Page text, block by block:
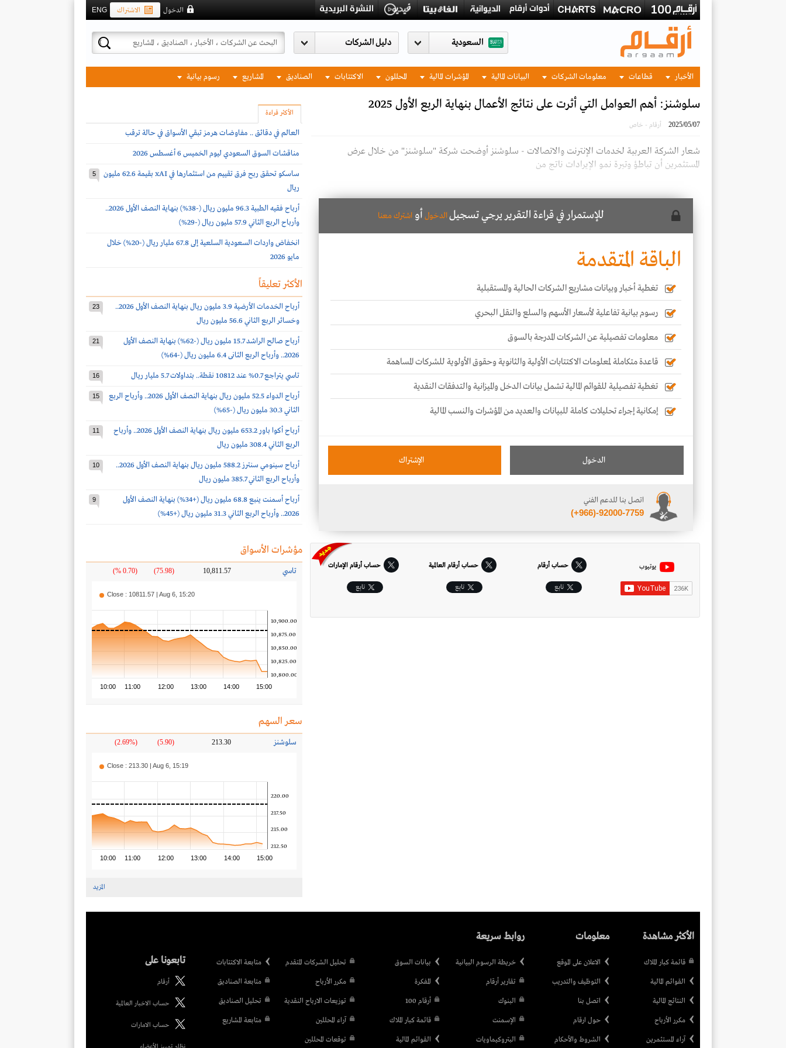
ENG الاشتراك الدخول
السعودية
الأخبار قطاعات معلومات الشركات البيانات المالية المؤشرات المالية المحللون الاكتتابات الصناديق المشاريع رسوم بيانية
سلوشنز: أهم العوامل التي أثرت على نتائج الأعمال بنهاية الربع الأول 2025
2025/05/07 أرقام - خاص
شعار الشركة العربية لخدمات الإنترنت والاتصالات - سلوشنز أوضحت شركة "سلوشنز" من خلال عرض
المستثمرين أن تباطؤ وتيرة نمو الإيرادات ناتج من
للإستمرار في قراءة التقرير يرجي تسجيلالدخول أو اشترك معنا
الباقة المتقدمة
تغطية أخبار وبيانات مشاريع الشركات الحالية والمستقبلية
رسوم بيانية تفاعلية لأسعار الأسهم والسلع والنقل البحري
معلومات تفصيلية عن الشركات المدرجة بالسوق
قاعدة متكاملة لمعلومات الاكتتابات الأولية والثانوية وحقوق الأولوية للشركات المساهمة
تغطية تفصيلية للقوائم المالية تشمل بيانات الدخل والميزانية والتدفقات النقدية
إمكانية إجراء تحليلات كاملة للبيانات والعديد من المؤشرات والنسب المالية
الدخول الإشتراك
اتصل بنا للدعم الفني
(+966)-92000-7759
يوتيوب حساب أرقام
تابِع
حساب أرقام العالمية
تابِع
حساب أرقام الإمارات‎
تابِع
الأكثر قراءة
العالم في دقائق .. مفاوضات هرمز تبقي الأسواق في حالة ترقب
مناقشات السوق السعودي ليوم الخميس 6 أغسطس 2026
ساسكو تحقق ربح فرق تقييم من استثمارها في xAI بقيمة 62.6 مليون
ريال
5
أرباح فقيه الطبية 96.3 مليون ريال (-38%) بنهاية النصف الأول 2026..
وأرباح الربع الثاني 57.9 مليون ريال (-29%)
انخفاض واردات السعودية السلعية إلى 67.8 مليار ريال (-20%) خلال
مايو 2026
الأكثر تعليقاً
أرباح الخدمات الأرضية 3.9 مليون ريال بنهاية النصف الأول 2026..
وخسائر الربع الثاني 56.6 مليون ريال
23
أرباح صالح الراشد 15.7 مليون ريال (-62%) بنهاية النصف الأول
2026.. وأرباح الربع الثانى 6.4 مليون ريال (-64%)
21
تاسي يتراجع 0.7% عند 10812 نقطة.. بتداولات 5.7 مليار ريال 16
أرباح الدواء 52.5 مليون ريال بنهاية النصف الأول 2026.. وأرباح الربع
الثاني 30.3 مليون ريال (-65%)
15
أرباح أكوا باور 653.2 مليون ريال بنهاية النصف الأول 2026.. وأرباح
الربع الثاني 308.4 مليون ريال
11
أرباح سينومي سنترز 588.2 مليون ريال بنهاية النصف الأول 2026..
وأرباح الربع الثاني 385.7 مليون ريال
10
أرباح أسمنت ينبع 68.8 مليون ريال (+34%) بنهاية النصف الأول
2026.. وأرباح الربع الثاني 31.3 مليون ريال (+45%)
9
مؤشرات الأسواق
تاسي 10,811.57
(75.98)
(0.70 %)
10:00 11:00 12:00 13:00 14:00 15:00
10,800.00
10,825.00
10,850.00
10,875.00
10,900.00
Close : 10811.57 | Aug 6, 15:20
سعر السهم
سلوشنز 213.30
(5.90)
(2.69%)
10:00 11:00 12:00 13:00 14:00 15:00
212.50
215.00
217.50
220.00
Close : 213.30 | Aug 6, 15:19
المزيد
الأكثر مشاهدة
قائمة كبار الملاك
القوائم المالية
النتائج المالية
مكرر الأرباح
آراء المستثمرين
معلومات
الاعلان على الموقع
التوظيف والتدريب
اتصل بنا
حول ارقام
الشروط والأحكام
روابط سريعة
خريطة الرسوم البيانية
تقارير أرقام
البنوك
الإسمنت
البتروكيماويات
بيانات السوق
المفكرة
أرقام 100
قائمة كبار الملاك
القوائم المالية
تحليل الشركات المتقدم
مكرر الأرباح
توزيعات الارباح النقدية
آراء المحللين
توقعات المحللين
متابعة الاكتتابات
متابعة الصناديق
تحليل الصناديق
متابعة المشاريع
تابعونا على
أرقام
حساب الاخبار العالمية
حساب الامارات